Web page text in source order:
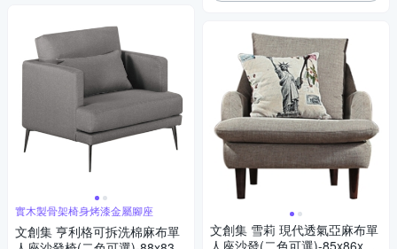
實木製骨架椅身烤漆金屬腳座
文創集 亨利格可拆洗棉麻布單
文創集 雪莉 現代透氣亞麻布單